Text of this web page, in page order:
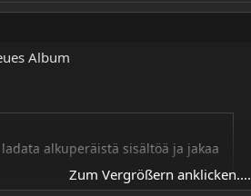
Album
alkuperäistä sisältöä ja jakaa
Zum Vergrößern anklicken....